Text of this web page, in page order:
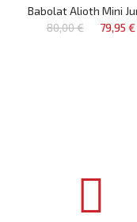
Babolat Alioth Mini
80,00 €
79,95 €